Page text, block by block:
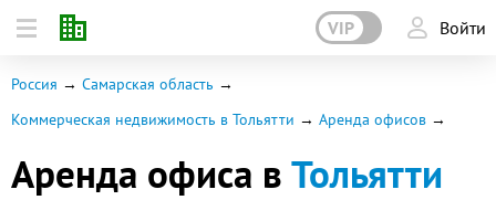
VIP Войти
Россия
Самарская область
Коммерческая недвижимость в Тольятти
Аренда офисов
Аренда офиса вТольятти